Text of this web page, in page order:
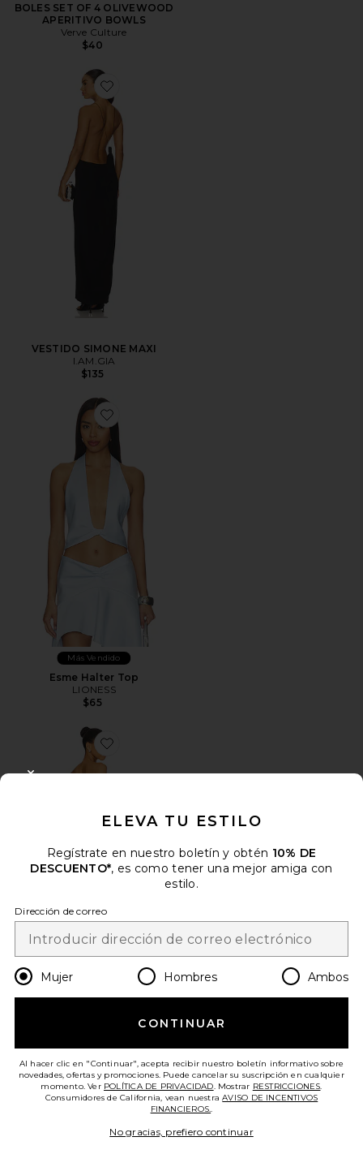
BOLES SET OF 4 OLIVEWOOD
APERITIVO BOWLS
Verve Culture
$40
VESTIDO SIMONE MAXI
I.AM.GIA
$135
Más Vendido
Esme Halter Top
LIONESS
$65
ELEVA TU ESTILO
Regístrate en nuestro boletín y obtén 10% DE
DESCUENTO*, es como tener una mejor amiga con
estilo.
Dirección de correo
Mujer Hombres Ambos
CONTINUAR
Al hacer clic en "Continuar", acepta recibir nuestro boletín informativo sobre
novedades, ofertas y promociones. Puede cancelar su suscripción en cualquier
momento. Ver POLÍTICA DE PRIVACIDAD. Mostrar RESTRICCIONES.
Consumidores de California, vean nuestraAVISO DE INCENTIVOS
FINANCIEROS..
No gracias, prefiero continuar